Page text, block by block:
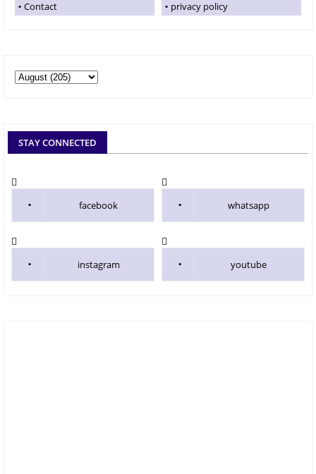
Contact privacy policy
STAY CONNECTED
facebook whatsapp
instagram youtube